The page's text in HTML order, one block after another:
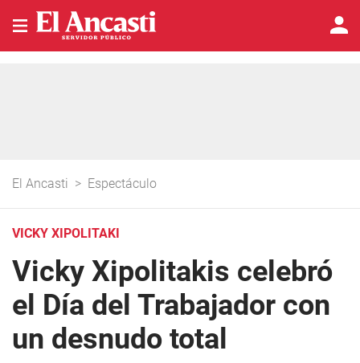
El Ancasti > Espectáculo
VICKY XIPOLITAKI
Vicky Xipolitakis celebró
el Día del Trabajador con
un desnudo total